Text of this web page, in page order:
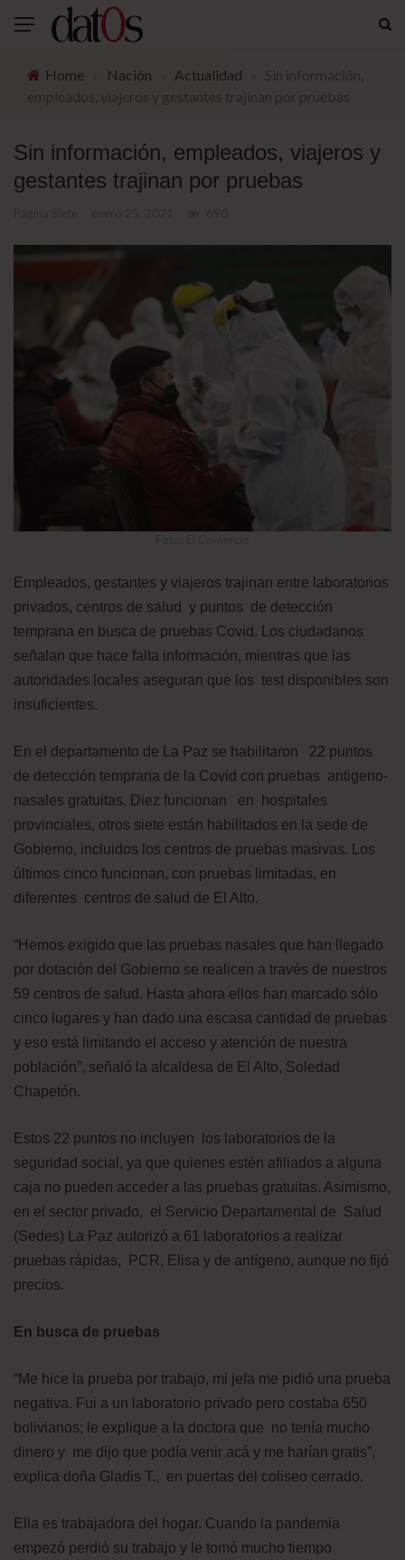
Home Nación Actualidad
Sin información, empleados, viajeros y
gestantes trajinan por pruebas
Empleados, gestantes y viajeros trajinan entre laboratorios
privados, centros de salud y puntos de detección
temprana en busca de pruebas Covid. Los ciudadanos
señalan que hace falta información, mientras que las
autoridades locales aseguran que los test disponibles son
insuficientes.
En el departamento de La Paz se habilitaron 22 puntos
de detección temprana de la Covid con pruebas antigeno-
nasales gratuitas. Diez funcionan en hospitales
provinciales, otros siete están habilitados en la sede de
Gobierno, incluidos los centros de pruebas masivas. Los
últimos cinco funcionan, con pruebas limitadas, en
diferentes centros de salud de El Alto.
“Hemos exigido que las pruebas nasales que han llegado
por dotación del Gobierno se realicen a través de nuestros
59 centros de salud. Hasta ahora ellos han marcado sólo
cinco lugares y han dado una escasa cantidad de pruebas
y eso está limitando el acceso y atención de nuestra
población”, señaló la alcaldesa de El Alto, Soledad
Chapetón.
Estos 22 puntos no incluyen los laboratorios de la
seguridad social, ya que quienes estén afiliados a alguna
caja no pueden acceder a las pruebas gratuitas. Asimismo,
en el sector privado, el Servicio Departamental de Salud
(Sedes) La Paz autorizó a 61 laboratorios a realizar
pruebas rápidas, PCR, Elisa y de antígeno, aunque no fijó
precios.
En busca de pruebas
“Me hice la prueba por trabajo, mi jefa me pidió una prueba
negativa. Fui a un laboratorio privado pero costaba 650
bolivianos; le explique a la doctora que no tenía mucho
dinero y me dijo que podía venir acá y me harían gratis”,
explica doña Gladis T., en puertas del coliseo cerrado.
Ella es trabajadora del hogar. Cuando la pandemia
empezó perdió su trabajo y le tomó mucho tiempo